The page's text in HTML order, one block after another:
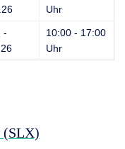
Uhr
-
10:00 - 17:00
Uhr
(SLX)